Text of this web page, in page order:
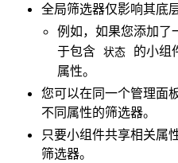
全局筛选器仅影响其底
例如，如果您添加了
于包含 状态
的小组
属性。
您可以在同一个管理面
不同属性的筛选器。
只要小组件共享相关属
筛选器。